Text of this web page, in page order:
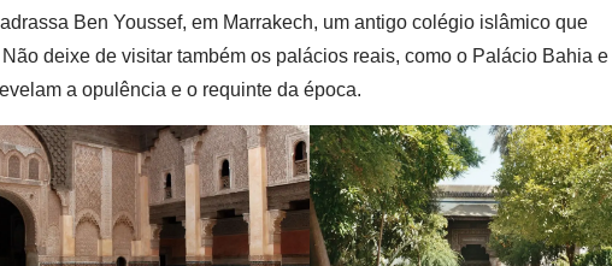
Ben Youssef, em Marrakech, um antigo colégio islâmico que
deixe de visitar também os palácios reais, como o Palácio Bahia e
a opulência e o requinte da época.